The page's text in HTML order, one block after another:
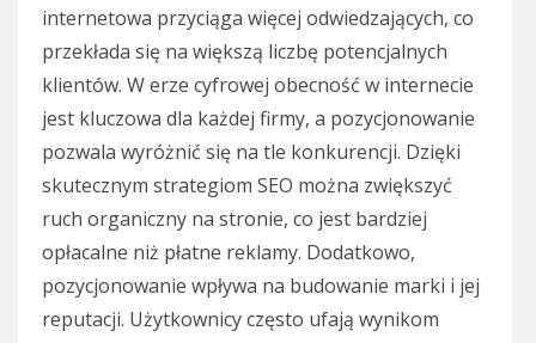
internetowa przyciąga więcej odwiedzających, co
przekłada się na większą liczbę potencjalnych
klientów. W erze cyfrowej obecność w internecie
jest kluczowa dla każdej firmy, a pozycjonowanie
pozwala wyróżnić się na tle konkurencji. Dzięki
skutecznym strategiom SEO można zwiększyć
ruch organiczny na stronie, co jest bardziej
opłacalne niż płatne reklamy. Dodatkowo,
pozycjonowanie wpływa na budowanie marki i jej
reputacji. Użytkownicy często ufają wynikom